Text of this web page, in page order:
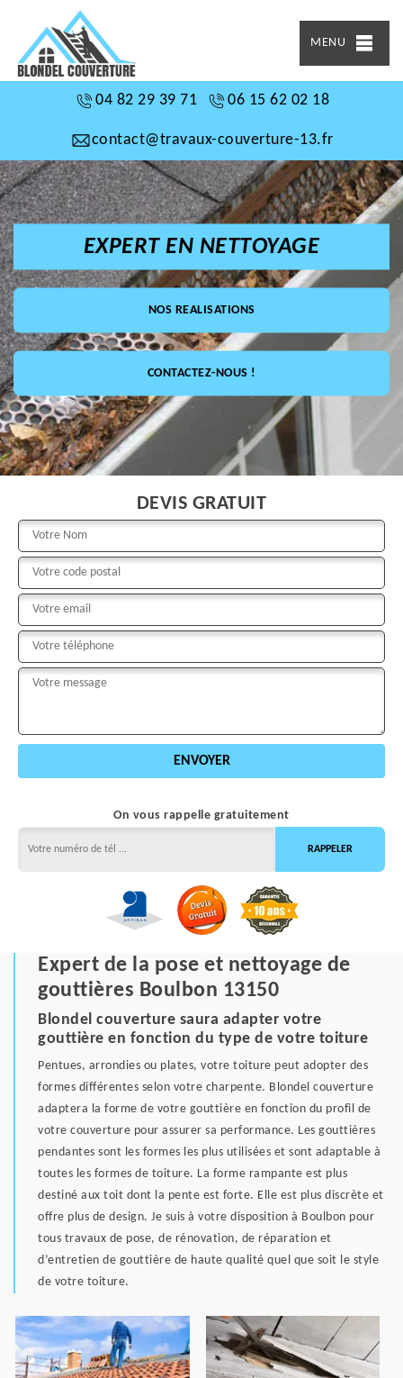
MENU
04 82 29 39 71 06 15 62 02 18
contact@travaux-couverture-13.fr
EXPERT EN NETTOYAGE
NOS REALISATIONS
CONTACTEZ-NOUS !
DEVIS GRATUIT
On vous rappelle gratuitement
Expert de la pose et nettoyage de
gouttières Boulbon 13150
Blondel couverture saura adapter votre
gouttière en fonction du type de votre toiture
Pentues, arrondies ou plates, votre toiture peut adopter des
formes différentes selon votre charpente. Blondel couverture
adaptera la forme de votre gouttière en fonction du profil de
votre couverture pour assurer sa performance. Les gouttières
pendantes sont les formes les plus utilisées et sont adaptable à
toutes les formes de toiture. La forme rampante est plus
destiné aux toit dont la pente est forte. Elle est plus discrète et
offre plus de design. Je suis à votre disposition à Boulbon pour
tous travaux de pose, de rénovation, de réparation et
d’entretien de gouttière de haute qualité quel que soit le style
de votre toiture.